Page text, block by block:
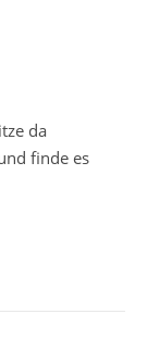
da
finde es